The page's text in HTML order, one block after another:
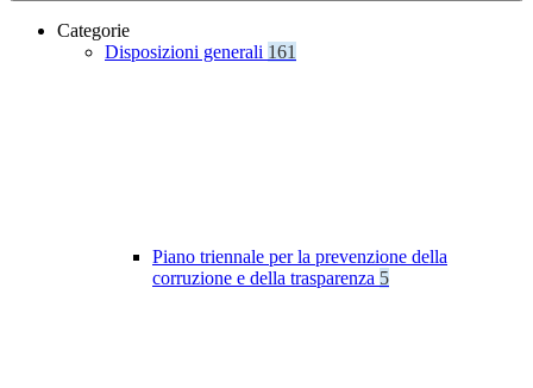
Categorie
Disposizioni generali 161
Piano triennale per la prevenzione della
corruzione e della trasparenza 5